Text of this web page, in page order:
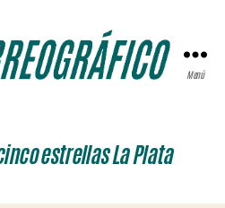
Menú
estrellas La Plata